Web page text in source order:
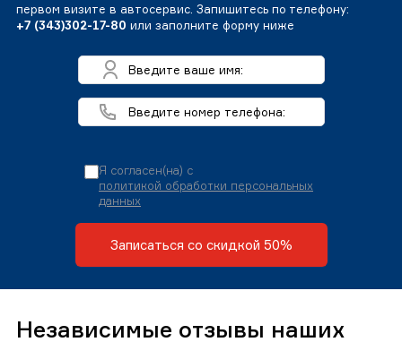
первом визите в автосервис. Запишитесь по телефону:
+7 (343)302-17-80 или заполните форму ниже
Я согласен(на) с
политикой обработки персональных
данных
Записаться со скидкой 50%
Независимые отзывы наших